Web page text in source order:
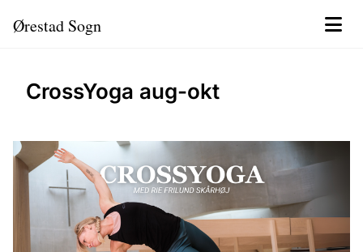
Ørestad Sogn
CrossYoga aug-okt